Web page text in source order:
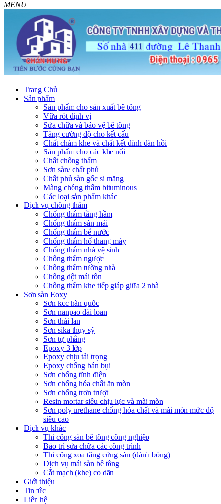
MENU
Trang Chủ
Sản phẩm
Sản phẩm cho sản xuất bê tông
Vữa rót định vị
Sửa chữa và bảo vệ bê tông
Tăng cường độ cho kết cấu
Chất chám khe và chất kết dính đàn hồi
Sản phẩm cho các khe nối
Chất chống thấm
Sơn sàn/ chất phủ
Chất phủ sàn gốc si măng
Màng chống thấm bituminous
Các loại sản phẩm khác
Dịch vụ chống thấm
Chống thấm tầng hầm
Chống thấm sàn mái
Chống thấm bể nước
Chống thấm hố thang máy
Chống thấm nhà vệ sinh
Chống thấm ngược
Chống thấm tường nhà
Chống dột mái tôn
Chống thấm khe tiếp giáp giữa 2 nhà
Sơn sàn Eoxy
Sơn kcc hàn quốc
Sơn nanpao đài loan
Sơn thái lan
Sơn sika thụy sỹ
Sơn tự phẳng
Epoxy 3 lớp
Epoxy chịu tải trọng
Epoxy chống bán bụi
Sơn chống tĩnh điện
Sơn chống hóa chất ăn mòn
Sơn chống trơn trượt
Resin mortar siêu chịu lực và mài mòn
Sơn poly urethane chống hóa chất và mài mòn mức độ
siêu cao
Dịch vụ khác
Thi công sàn bê tông công nghiệp
Bảo trì sửa chữa các công trình
Thi công xoa tăng cứng sàn (đánh bóng)
Dịch vụ mái sàn bê tông
Cắt mạch (khe) co dãn
Giới thiệu
Tin tức
Liên hệ